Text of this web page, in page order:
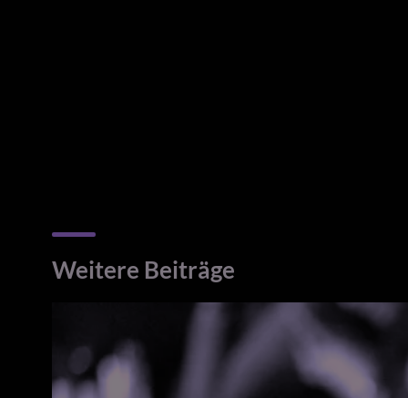
Weitere Beiträge